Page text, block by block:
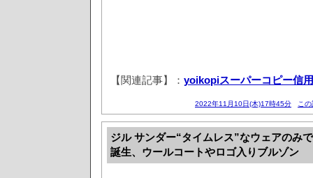
【関連記事】： yoikopiスーパーコピー信
2022年11月10日(木)17時45分 こ
ジル サンダー“タイムレス”なウェアのみ
誕生、ウールコートやロゴ入りブルゾン